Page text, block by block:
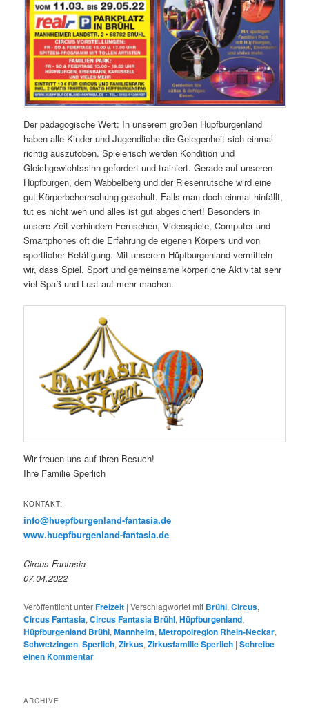
Der pädagogische Wert: In unserem großen Hüpfburgenland
haben alle Kinder und Jugendliche die Gelegenheit sich einmal
richtig auszutoben. Spielerisch werden Kondition und
Gleichgewichtssinn gefordert und trainiert. Gerade auf unseren
Hüpfburgen, dem Wabbelberg und der Riesenrutsche wird eine
gut Körperbeherrschung geschult. Falls man doch einmal hinfällt,
tut es nicht weh und alles ist gut abgesichert! Besonders in
unsere Zeit verhindern Fernsehen, Videospiele, Computer und
Smartphones oft die Erfahrung de eigenen Körpers und von
sportlicher Betätigung. Mit unserem Hüpfburgenland vermitteln
wir, dass Spiel, Sport und gemeinsame körperliche Aktivität sehr
viel Spaß und Lust auf mehr machen.
Wir freuen uns auf ihren Besuch!
Ihre Familie Sperlich
KONTAKT:
info@huepfburgenland-fantasia.de
www.huepfburgenland-fantasia.de
Circus Fantasia
07.04.2022
Veröffentlicht unterFreizeit |Verschlagwortet mit Brühl,Circus,
Circus Fantasia,Circus Fantasia Brühl,Hüpfburgenland,
Hüpfburgenland Brühl,Mannheim,Metropolregion Rhein-Neckar,
Schwetzingen,Sperlich,Zirkus,Zirkusfamilie Sperlich |Schreibe
einen Kommentar
ARCHIVE